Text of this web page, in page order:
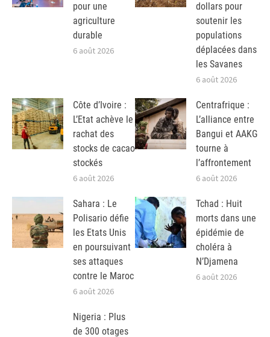
pour une
agriculture
durable
6 août 2026
dollars pour
soutenir les
populations
déplacées dans
les Savanes
6 août 2026
Côte d’Ivoire :
L’Etat achève le
rachat des
stocks de cacao
stockés
6 août 2026
Centrafrique :
L’alliance entre
Bangui et AAKG
tourne à
l’affrontement
6 août 2026
Sahara : Le
Polisario défie
les Etats Unis
en poursuivant
ses attaques
contre le Maroc
6 août 2026
Tchad : Huit
morts dans une
épidémie de
choléra à
N’Djamena
6 août 2026
Nigeria : Plus
de 300 otages